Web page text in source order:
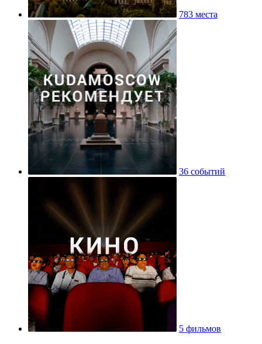
783 места
36 событий
5 фильмов